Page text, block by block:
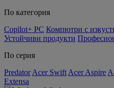
По категория
Copilot+ PC Компютри с
Устойчиви продукти
По серия
Predator Acer Swift Acer Aspire
Extensa